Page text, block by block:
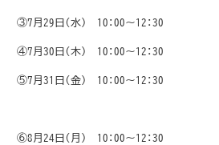
③7月29日(水) 10:00～12:30
④7月30日(木) 10:00～12:30
⑤7月31日(金) 10:00～12:30
⑥8月24日(月) 10:00～12:30